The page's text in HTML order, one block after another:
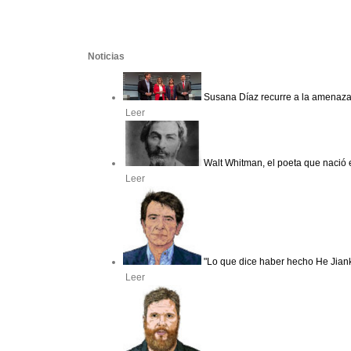
Noticias
Susana Díaz recurre a la
Leer
Walt Whitman, el poeta que
Leer
"Lo que dice haber hecho He
Leer